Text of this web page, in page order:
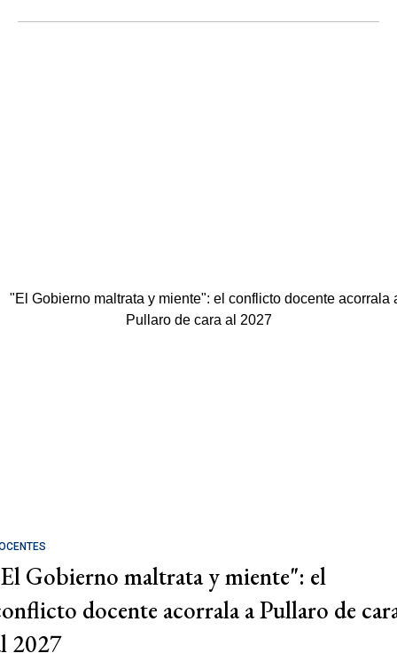
Gobierno maltrata y miente": el
docente acorrala a Pullaro de
2027